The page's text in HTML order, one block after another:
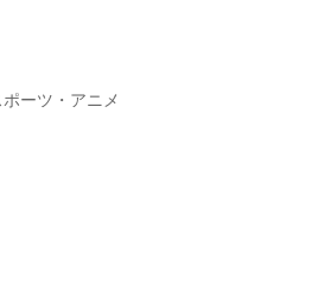
ーツ・アニメ